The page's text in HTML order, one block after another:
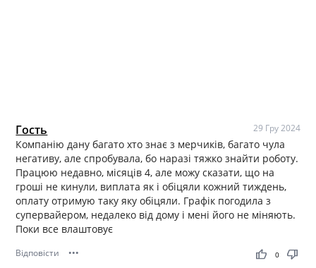
Гость 29 Гру 2024
Компанію дану багато хто знає з мерчиків, багато чула
негативу, але спробувала, бо наразі тяжко знайти роботу.
Працюю недавно, місяців 4, але можу сказати, що на
гроші не кинули, виплата як і обіцяли кожний тиждень,
оплату отримую таку яку обіцяли. Графік погодила з
супервайером, недалеко від дому і мені його не міняють.
Поки все влаштовує
Відповісти ••• thumb_up thumb_down
0